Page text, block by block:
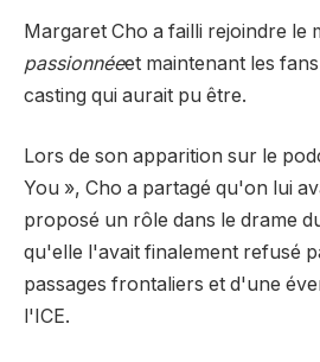
Margaret Cho a failli rejoindre le
passionnéeet maintenant les
casting qui aurait pu être.
Lors de son apparition sur le
You », Cho a partagé qu'on lui
proposé un rôle dans le drame
qu'elle l'avait finalement refusé
passages frontaliers et d'une
l'ICE.